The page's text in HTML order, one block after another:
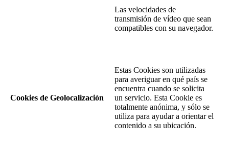
Las velocidades de
transmisión de vídeo que sean
compatibles con su navegador.
Cookies de Geolocalización
Estas Cookies son utilizadas
para averiguar en qué país se
encuentra cuando se solicita
un servicio. Esta Cookie es
totalmente anónima, y sólo se
utiliza para ayudar a orientar el
contenido a su ubicación.